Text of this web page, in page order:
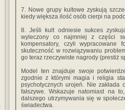
7. Nowe grupy kultowe zyskują
kiedy większa ilość osób cierpi na
8. Jeśli kult odniesie sukces
wyleczony co najmniej z części
kompensatory, czyli wypracowane
skuteczność w rozwiązywaniu
go teraz rzeczywiste nagrody (prestiż
Model ten znajduje swoje
zgodnie z którymi magia i religia
psychotycznych urojeń. Nie
fałszywe. Wskazuje natomiast na
dalszego utrzymywania się w
świadectwa.